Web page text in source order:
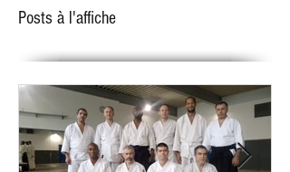
Posts à l'affiche